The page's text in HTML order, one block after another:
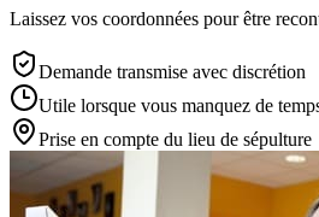
Laissez vos coordonnées pour être
Demande transmise avec discrétion
Utile lorsque vous manquez de
Prise en compte du lieu de sépulture